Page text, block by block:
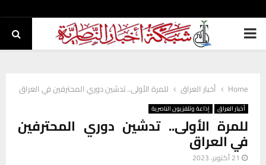
PRIMARY
Home أخبار العراق للمرة الأولى.. تدشين دوري المحترفين في العراق
أخبار العراق إذاعة وتلفزيون الناصرية
للمرة الأولى.. تدشين دوري المحترفين
في العراق
21 أكتوبر، 2023